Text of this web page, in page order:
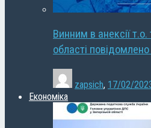
Винним в анексії т.о.
області
zapsich, 17/02/
Економіка